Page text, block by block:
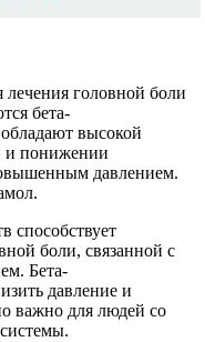
головной боли
бета-
высокой
и понижении
давлением.
способствует
боли, связанной с
Бета-
давление и
важно для людей со